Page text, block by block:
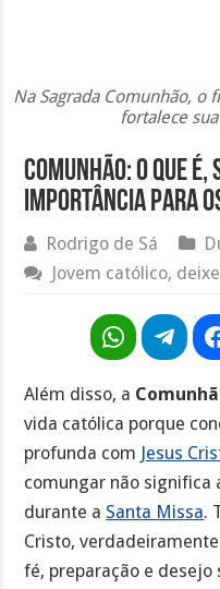
Na Sagrada Comunhão, o
fortalece
Comunhão: o que
importância para
Rodrigo de Sá
Jovem católico,
Além disso, a
vida católica porque
profunda com Jesus
comungar não significa
durante a Santa Missa.
Cristo,
fé, preparação e desejo